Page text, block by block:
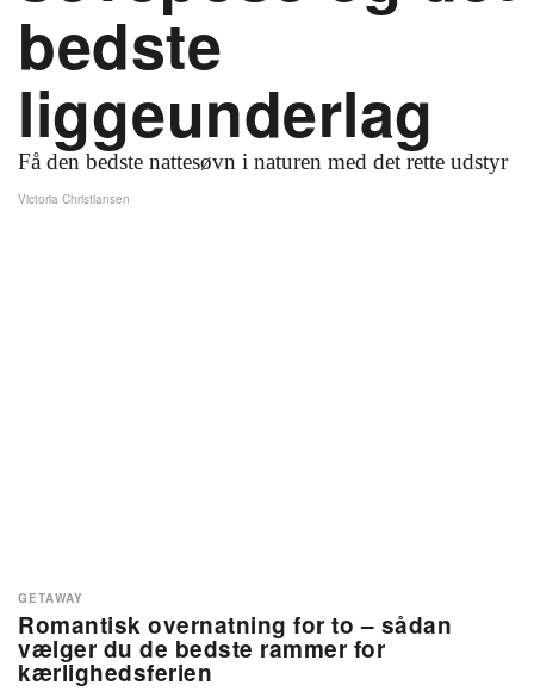
bedste
liggeunderlag
Få den bedste nattesøvn i naturen med det rette udstyr
Victoria Christiansen
Romantisk overnatning for to – sådan
vælger du de bedste rammer for
kærlighedsferien
GETAWAY